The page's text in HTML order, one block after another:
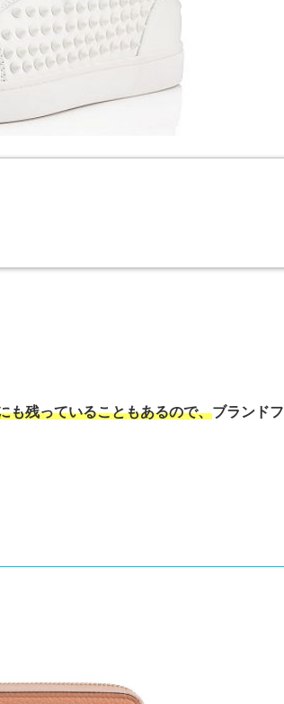
も残っていることもあるので、ブランドフ